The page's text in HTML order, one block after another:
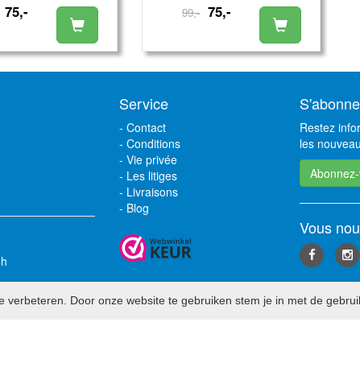
75,- 99,- 75,-
Service
- Contact
- Conditions
- Vie privée
- Les litiges
- Livraisons
- Blog
Restez
les
Vous
Door onze website te gebruiken stem je in met de